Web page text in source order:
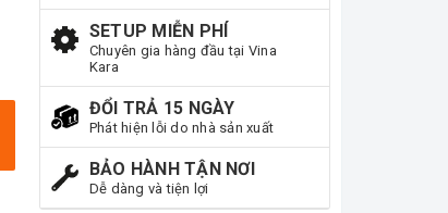
SETUP MIỄN PHÍ
Chuyên gia hàng đầu tại Vina
Kara
ĐỔI TRẢ 15 NGÀY
Phát hiện lỗi do nhà sản xuất
BẢO HÀNH TẬN NƠI
Dễ dàng và tiện lợi